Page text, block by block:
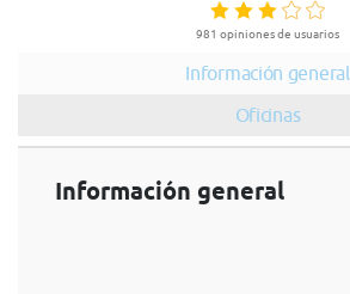
981 opiniones de usuarios
Información general
Oficinas
Información general